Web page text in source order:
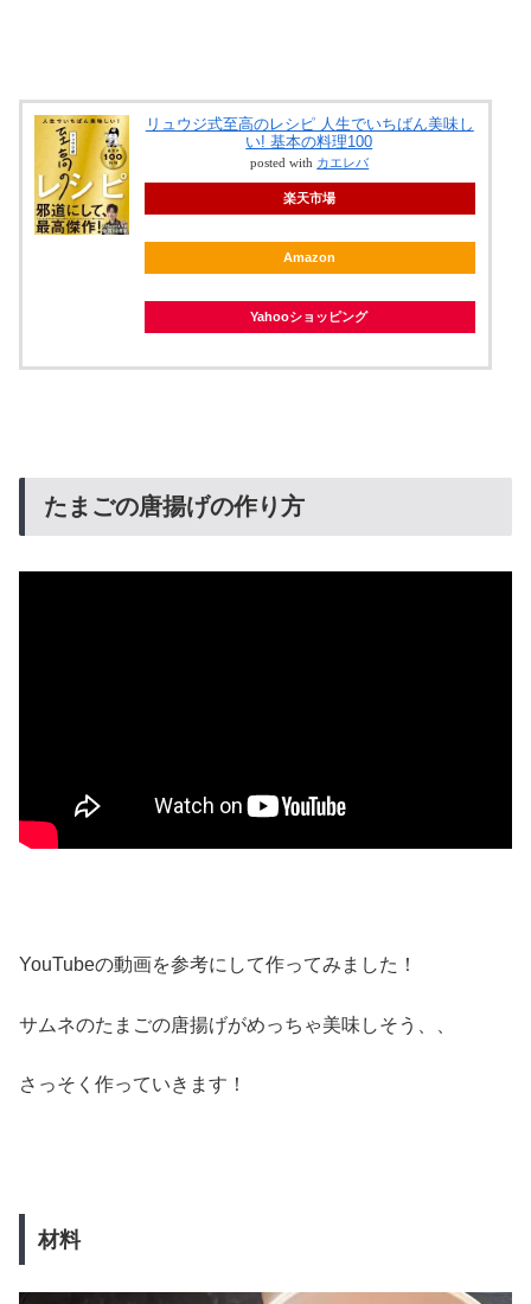
リュウジ式至高のレシピ 人生でいちばん美味し
い! 基本の料理100
posted with カエレバ
楽天市場
Amazon
Yahooショッピング
たまごの唐揚げの作り方
YouTubeの動画を参考にして作ってみました！
サムネのたまごの唐揚げがめっちゃ美味しそう、、
さっそく作っていきます！
材料